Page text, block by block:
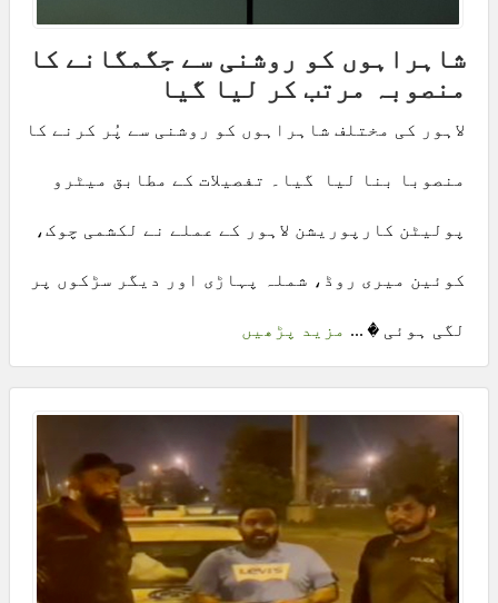
شاہراہوں کو روشنی سے جگمگانے کا
منصوبہ مرتب کر لیا گیا
لاہور کی مختلف شاہراہوں کو روشنی سے پُر کرنے کا
منصوبا بنا لیا گیا۔ تفصیلات کے مطابق میٹرو
پولیٹن کارپوریشن لاہور کے عملے نے لکشمی چوک،
کوئین میری روڈ، شملہ پہاڑی اور دیگر سڑکوں پر
لگی ہوئی � ... مزید پڑھیں